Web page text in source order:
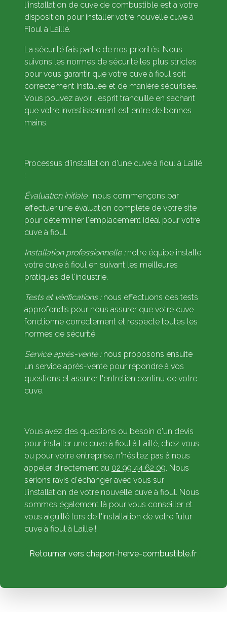
l'installation de cuve de combustible est à votre
disposition pour installer votre nouvelle cuve à
Fioul à Laillé.
La sécurité fais partie de nos priorités. Nous
suivons les normes de sécurité les plus strictes
pour vous garantir que votre cuve à fioul soit
correctement installée et de manière sécurisée.
Vous pouvez avoir l'esprit tranquille en sachant
que votre investissement est entre de bonnes
mains.
Processus d'installation d'une cuve à fioul à Laillé
:
Évaluation initiale :nous commençons par
effectuer une évaluation complète de votre site
pour déterminer l'emplacement idéal pour votre
cuve à fioul.
Installation professionnelle :notre équipe installe
votre cuve à fioul en suivant les meilleures
pratiques de l'industrie.
Tests et vérifications :nous effectuons des tests
approfondis pour nous assurer que votre cuve
fonctionne correctement et respecte toutes les
normes de sécurité.
Service après-vente :nous proposons ensuite
un service après-vente pour répondre à vos
questions et assurer l'entretien continu de votre
cuve.
Vous avez des questions ou besoin d'un devis
pour installer une cuve à fioul à Laillé, chez vous
ou pour votre entreprise, n'hésitez pas à nous
appeler directement au 02 99 44 62 09. Nous
serions ravis d'échanger avec vous sur
l'installation de votre nouvelle cuve à fioul. Nous
sommes également là pour vous conseiller et
vous aiguillé lors de l'installation de votre futur
cuve à fioul à Laillé !
Retourner vers chapon-herve-combustible.fr